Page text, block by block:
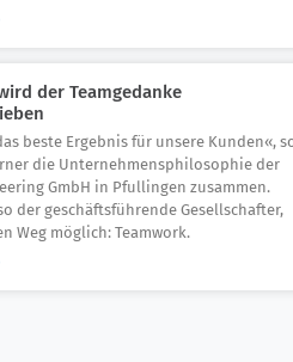
der Teamgedanke
beste Ergebnis für unsere Kunden«,
die Unternehmensphilosophie der
GmbH in Pfullingen zusammen.
der geschäftsführende Gesellschafter,
Weg möglich: Teamwork.